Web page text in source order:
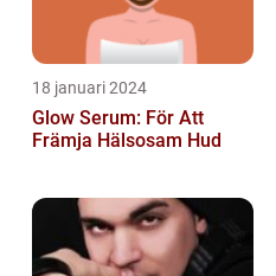
18 januari 2024
Glow Serum: För Att
Främja Hälsosam Hud